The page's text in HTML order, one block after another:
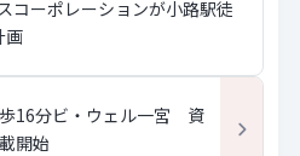
コーポレーションが小路駅徒
画
歩16分ビ・ウェル一宮 資
開始